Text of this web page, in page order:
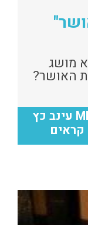
מושג
האושר?
MBA עינב כץ
קראים